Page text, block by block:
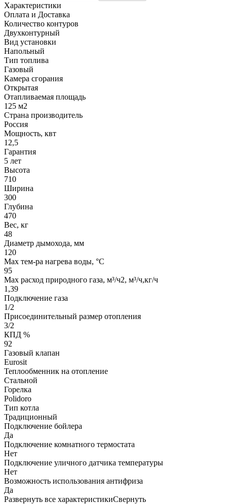
Характеристики
Оплата и Доставка
Количество контуров
Двухконтурный
Вид установки
Напольный
Тип топлива
Газовый
Камера сгорания
Открытая
Отапливаемая площадь
125 м2
Страна производитель
Россия
Мощность, квт
12,5
Гарантия
5 лет
Высота
710
Ширина
300
Глубина
470
Вес, кг
48
Диаметр дымохода, мм
120
Мах тем-ра нагрева воды, °С
95
Max расход природного газа, м³/ч2, м³/ч,кг/ч
1,39
Подключение газа
1/2
Присоединительный размер отопления
3/2
КПД %
92
Газовый клапан
Eurosit
Теплообменник на отопление
Стальной
Горелка
Polidoro
Тип котла
Традиционный
Подключение бойлера
Да
Подключение комнатного термостата
Нет
Подключение уличного датчика температуры
Нет
Возможность использования антифриза
Да
Развернуть все характеристикиСвернуть